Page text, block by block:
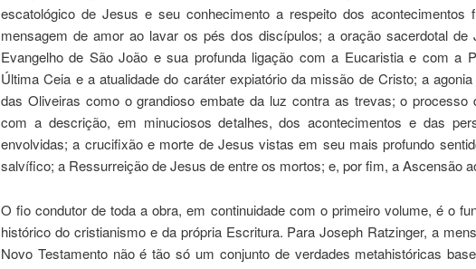
escatológico de Jesus e seu conhecimento a respeito dos acontecimentos
mensagem de amor ao lavar os pés dos discípulos; a oração sacerdotal de
Evangelho de São João e sua profunda ligação com a Eucaristia e com a
Última Ceia e a atualidade do caráter expiatório da missão de Cristo; a
das Oliveiras como o grandioso embate da luz contra as trevas; o processo
com a descrição, em minuciosos detalhes, dos acontecimentos e das
envolvidas; a crucifixão e morte de Jesus vistas em seu mais profundo
salvífico; a Ressurreição de Jesus de entre os mortos; e, por fim, a Ascensão
O fio condutor de toda a obra, em continuidade com o primeiro volume, é o
histórico do cristianismo e da própria Escritura. Para Joseph Ratzinger, a
Novo Testamento não é tão só um conjunto de verdades metahistóricas